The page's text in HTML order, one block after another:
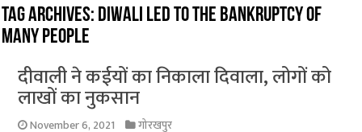
Tag Archives: Diwali led to the bankruptcy of
many people
दीवाली ने कईयों का निकाला दिवाला, लोगों को
लाखों का नुकसान
November 6, 2021 गोरखपुर